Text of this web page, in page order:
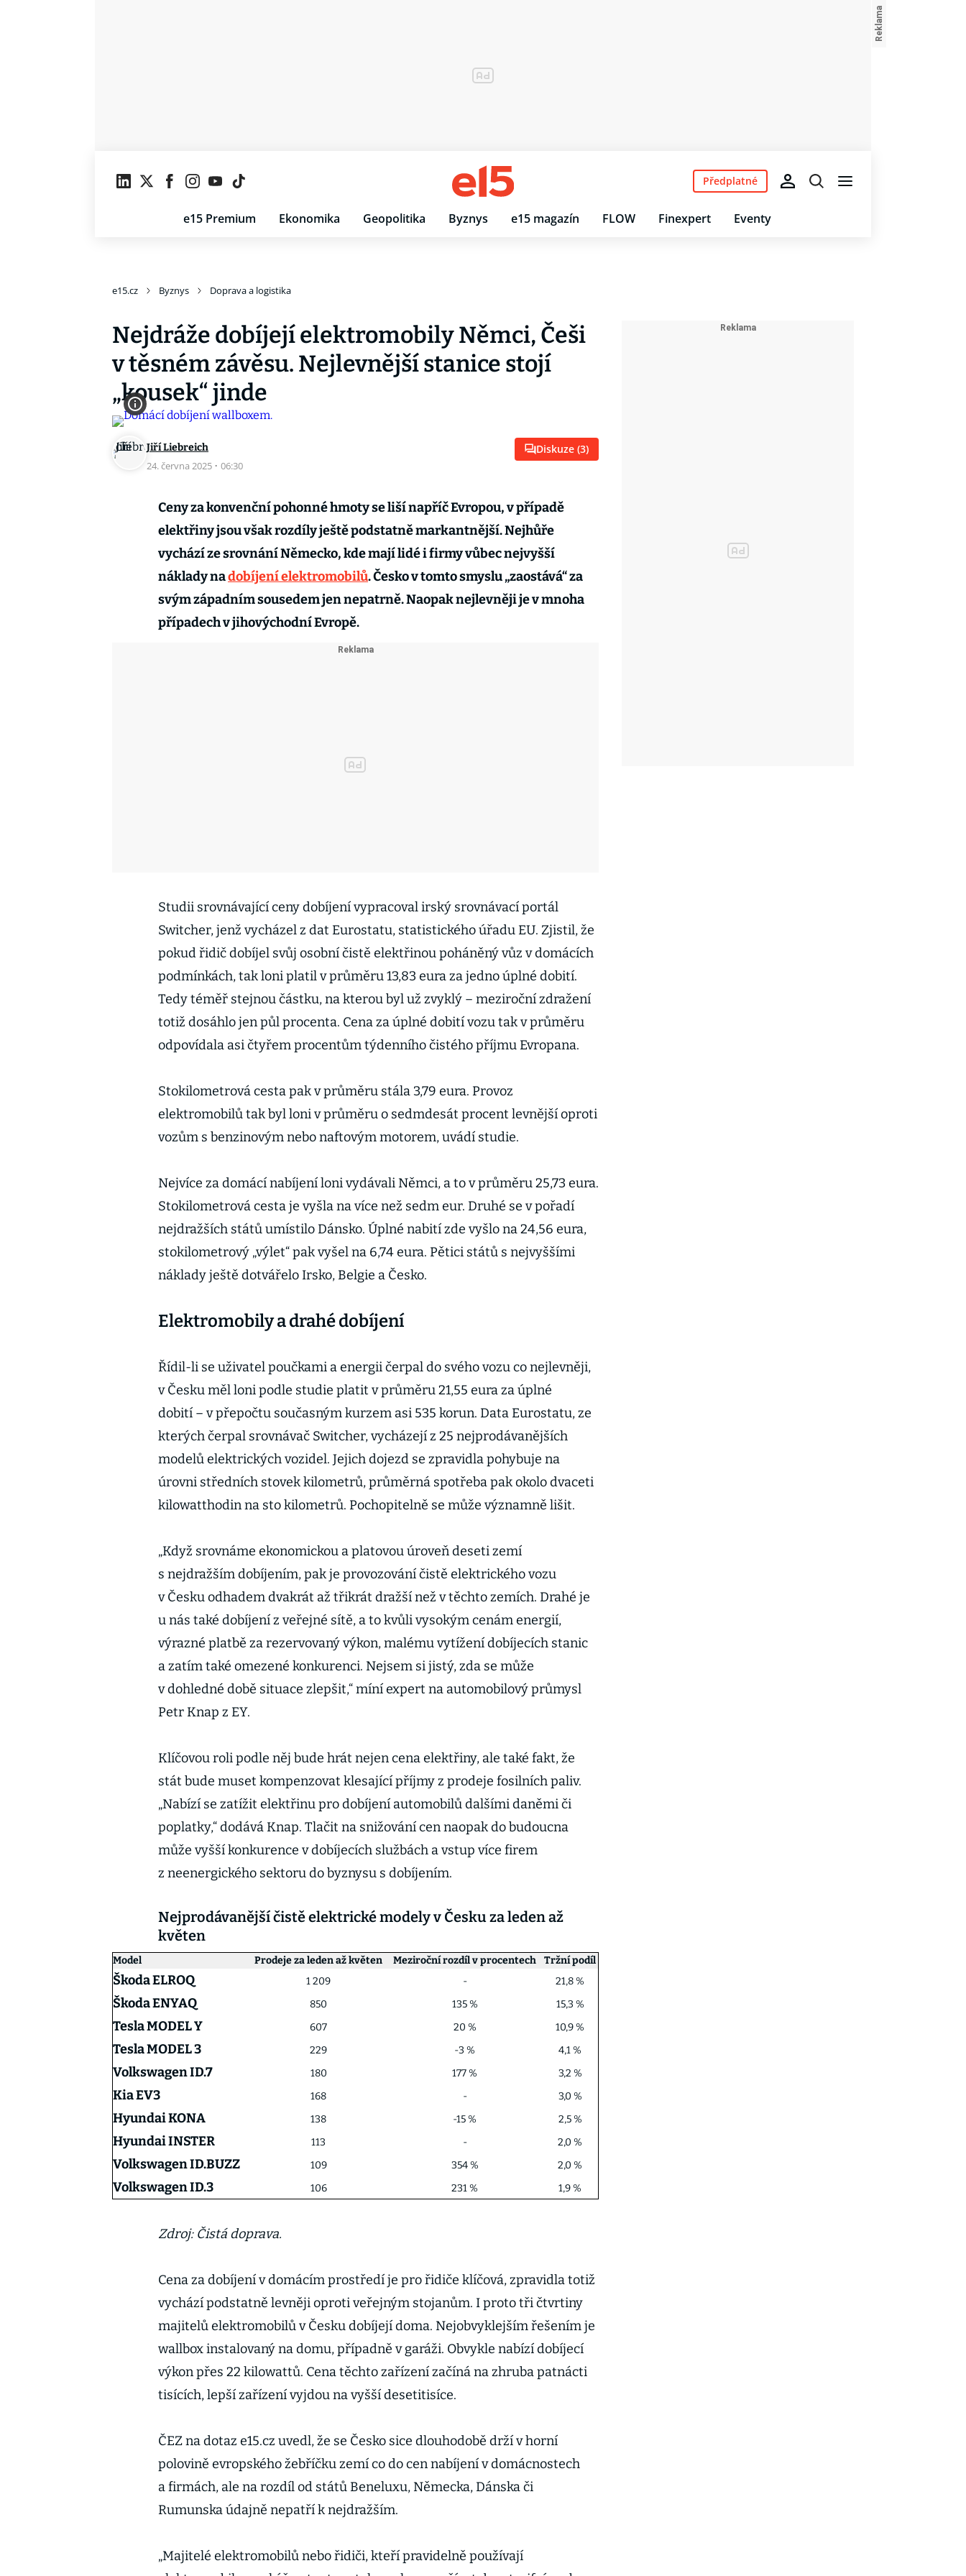
e15 Premium Ekonomika Geopolitika Byznys e15 magazín FLOW Finexpert Eventy
Předplatné
e15.cz Byznys Doprava a logistika
Nejdráže dobíjejí elektromobily Němci, Češi
v těsném závěsu. Nejlevnější stanice stojí
„kousek“ jinde
Jiří Liebreich
24. června 2025 · 06:30
Diskuze (3)
Ceny za konvenční pohonné hmoty se liší napříč Evropou, v případě
elektřiny jsou však rozdíly ještě podstatně markantnější. Nejhůře
vychází ze srovnání Německo, kde mají lidé i firmy vůbec nejvyšší
náklady nadobíjení elektromobilů. Česko v tomto smyslu „zaostává“ za
svým západním sousedem jen nepatrně. Naopak nejlevněji je v mnoha
případech v jihovýchodní Evropě.
Studii srovnávající ceny dobíjení vypracoval irský srovnávací portál
Switcher, jenž vycházel z dat Eurostatu, statistického úřadu EU. Zjistil, že
pokud řidič dobíjel svůj osobní čistě elektřinou poháněný vůz v domácích
podmínkách, tak loni platil v průměru 13,83 eura za jedno úplné dobití.
Tedy téměř stejnou částku, na kterou byl už zvyklý – meziroční zdražení
totiž dosáhlo jen půl procenta. Cena za úplné dobití vozu tak v průměru
odpovídala asi čtyřem procentům týdenního čistého příjmu Evropana.
Stokilometrová cesta pak v průměru stála 3,79 eura. Provoz
elektromobilů tak byl loni v průměru o sedmdesát procent levnější oproti
vozům s benzinovým nebo naftovým motorem, uvádí studie.
Nejvíce za domácí nabíjení loni vydávali Němci, a to v průměru 25,73 eura.
Stokilometrová cesta je vyšla na více než sedm eur. Druhé se v pořadí
nejdražších států umístilo Dánsko. Úplné nabití zde vyšlo na 24,56 eura,
stokilometrový „výlet“ pak vyšel na 6,74 eura. Pětici států s nejvyššími
náklady ještě dotvářelo Irsko, Belgie a Česko.
Elektromobily a drahé dobíjení
Řídil-li se uživatel poučkami a energii čerpal do svého vozu co nejlevněji,
v Česku měl loni podle studie platit v průměru 21,55 eura za úplné
dobití – v přepočtu současným kurzem asi 535 korun. Data Eurostatu, ze
kterých čerpal srovnávač Switcher, vycházejí z 25 nejprodávanějších
modelů elektrických vozidel. Jejich dojezd se zpravidla pohybuje na
úrovni středních stovek kilometrů, průměrná spotřeba pak okolo dvaceti
kilowatthodin na sto kilometrů. Pochopitelně se může významně lišit.
„Když srovnáme ekonomickou a platovou úroveň deseti zemí
s nejdražším dobíjením, pak je provozování čistě elektrického vozu
v Česku odhadem dvakrát až třikrát dražší než v těchto zemích. Drahé je
u nás také dobíjení z veřejné sítě, a to kvůli vysokým cenám energií,
výrazné platbě za rezervovaný výkon, malému vytížení dobíjecích stanic
a zatím také omezené konkurenci. Nejsem si jistý, zda se může
v dohledné době situace zlepšit,“ míní expert na automobilový průmysl
Petr Knap z EY.
Klíčovou roli podle něj bude hrát nejen cena elektřiny, ale také fakt, že
stát bude muset kompenzovat klesající příjmy z prodeje fosilních paliv.
„Nabízí se zatížit elektřinu pro dobíjení automobilů dalšími daněmi či
poplatky,“ dodává Knap. Tlačit na snižování cen naopak do budoucna
může vyšší konkurence v dobíjecích službách a vstup více firem
z neenergického sektoru do byznysu s dobíjením.
Nejprodávanější čistě elektrické modely v Česku za leden až
květen
Model Prodeje za leden až květen Meziroční rozdíl v procentech Tržní podíl
Škoda ELROQ 1 209 - 21,8 %
Škoda ENYAQ 850 135 % 15,3 %
Tesla MODEL Y 607 20 % 10,9 %
Tesla MODEL 3 229 -3 % 4,1 %
Volkswagen ID.7 180 177 % 3,2 %
Kia EV3 168 - 3,0 %
Hyundai KONA 138 -15 % 2,5 %
Hyundai INSTER 113 - 2,0 %
Volkswagen ID.BUZZ 109 354 % 2,0 %
Volkswagen ID.3 106 231 % 1,9 %
Zdroj: Čistá doprava.
Cena za dobíjení v domácím prostředí je pro řidiče klíčová, zpravidla totiž
vychází podstatně levněji oproti veřejným stojanům. I proto tři čtvrtiny
majitelů elektromobilů v Česku dobíjejí doma. Nejobvyklejším řešením je
wallbox instalovaný na domu, případně v garáži. Obvykle nabízí dobíjecí
výkon přes 22 kilowattů. Cena těchto zařízení začíná na zhruba patnácti
tisících, lepší zařízení vyjdou na vyšší desetitisíce.
ČEZ na dotaz e15.cz uvedl, že se Česko sice dlouhodobě drží v horní
polovině evropského žebříčku zemí co do cen nabíjení v domácnostech
a firmách, ale na rozdíl od států Beneluxu, Německa, Dánska či
Rumunska údajně nepatří k nejdražším.
„Majitelé elektromobilů nebo řidiči, kteří pravidelně používají